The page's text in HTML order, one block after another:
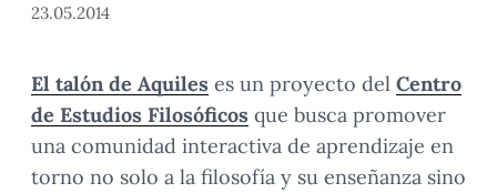
23.05.2014
El talón de Aquiles es un proyecto del Centro
de Estudios Filosóficos que busca promover
una comunidad interactiva de aprendizaje en
torno no solo a la filosofía y su enseñanza sino